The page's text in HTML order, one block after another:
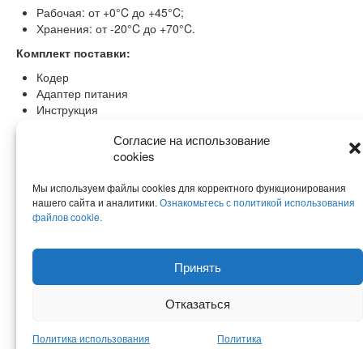
Согласие на использование
cookies
Мы используем файлы cookies для корректного функционирования
нашего сайта и аналитики. Ознакомьтесь с политикой использования
файлов cookie.
Принять
Отказаться
Политика использования
Политика
Рабочая: от +0°C до +45°C;
Хранения: от -20°C до +70°C.
Комплект поставки:
Кодер
Адаптер питания
Инструкция
© KeenVision, 2026 - универсальная IPTV-платформа для Digital
Signage, гостиничного и корпоративного ТВ, Indoor TV. Адрес: Москва,
Зеленоград, Георгиевский проспект д.5, стр.2
Политика использования файлов cookie